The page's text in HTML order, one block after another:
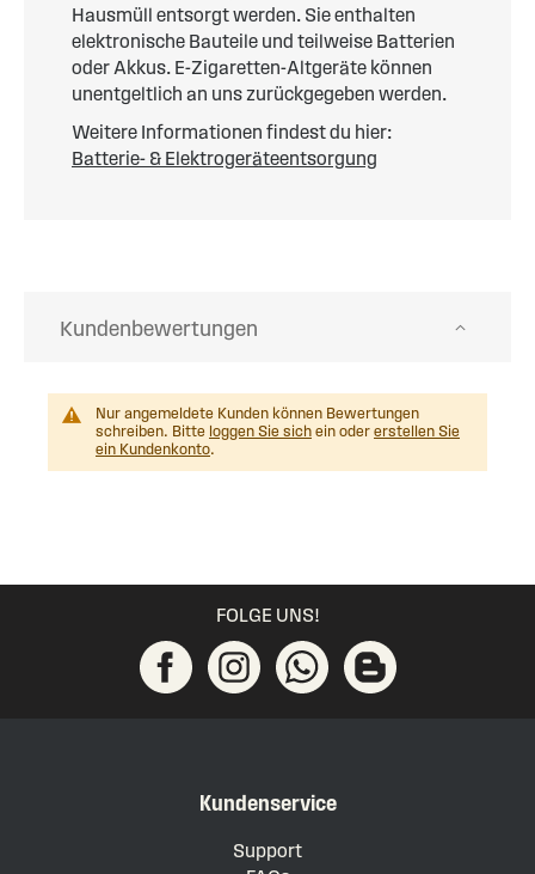
Hausmüll entsorgt werden. Sie enthalten
elektronische Bauteile und teilweise Batterien
oder Akkus. E-Zigaretten-Altgeräte können
unentgeltlich an uns zurückgegeben werden.
Weitere Informationen findest du hier:
Batterie- & Elektrogeräteentsorgung
Kundenbewertungen
Nur angemeldete Kunden können Bewertungen
schreiben. Bitte loggen Sie sich ein oder erstellen Sie
ein Kundenkonto.
FOLGE UNS!
Kundenservice
Support